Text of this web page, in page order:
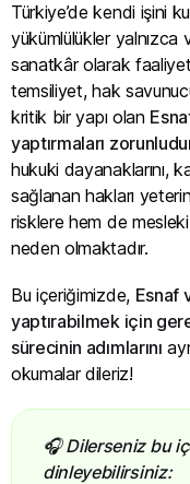
Türkiye’de kendi işini
yükümlülükler yalnızca
sanatkâr olarak
temsiliyet, hak
kritik bir yapı olan
yaptırmaları
hukuki dayanaklarını,
sağlanan hakları
risklere hem de
neden olmaktadır.
Bu içeriğimizde, Esnaf
yaptırabilmek için
sürecinin adımlarını
okumalar dileriz!
🎧 Dilerseniz bu
dinleyebilirsiniz: